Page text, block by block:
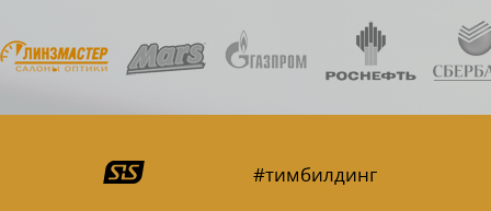
#тимбилдинг